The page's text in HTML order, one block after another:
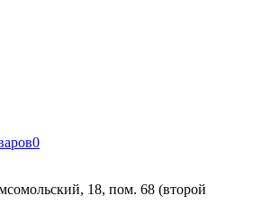
0
18, пом. 68 (второй